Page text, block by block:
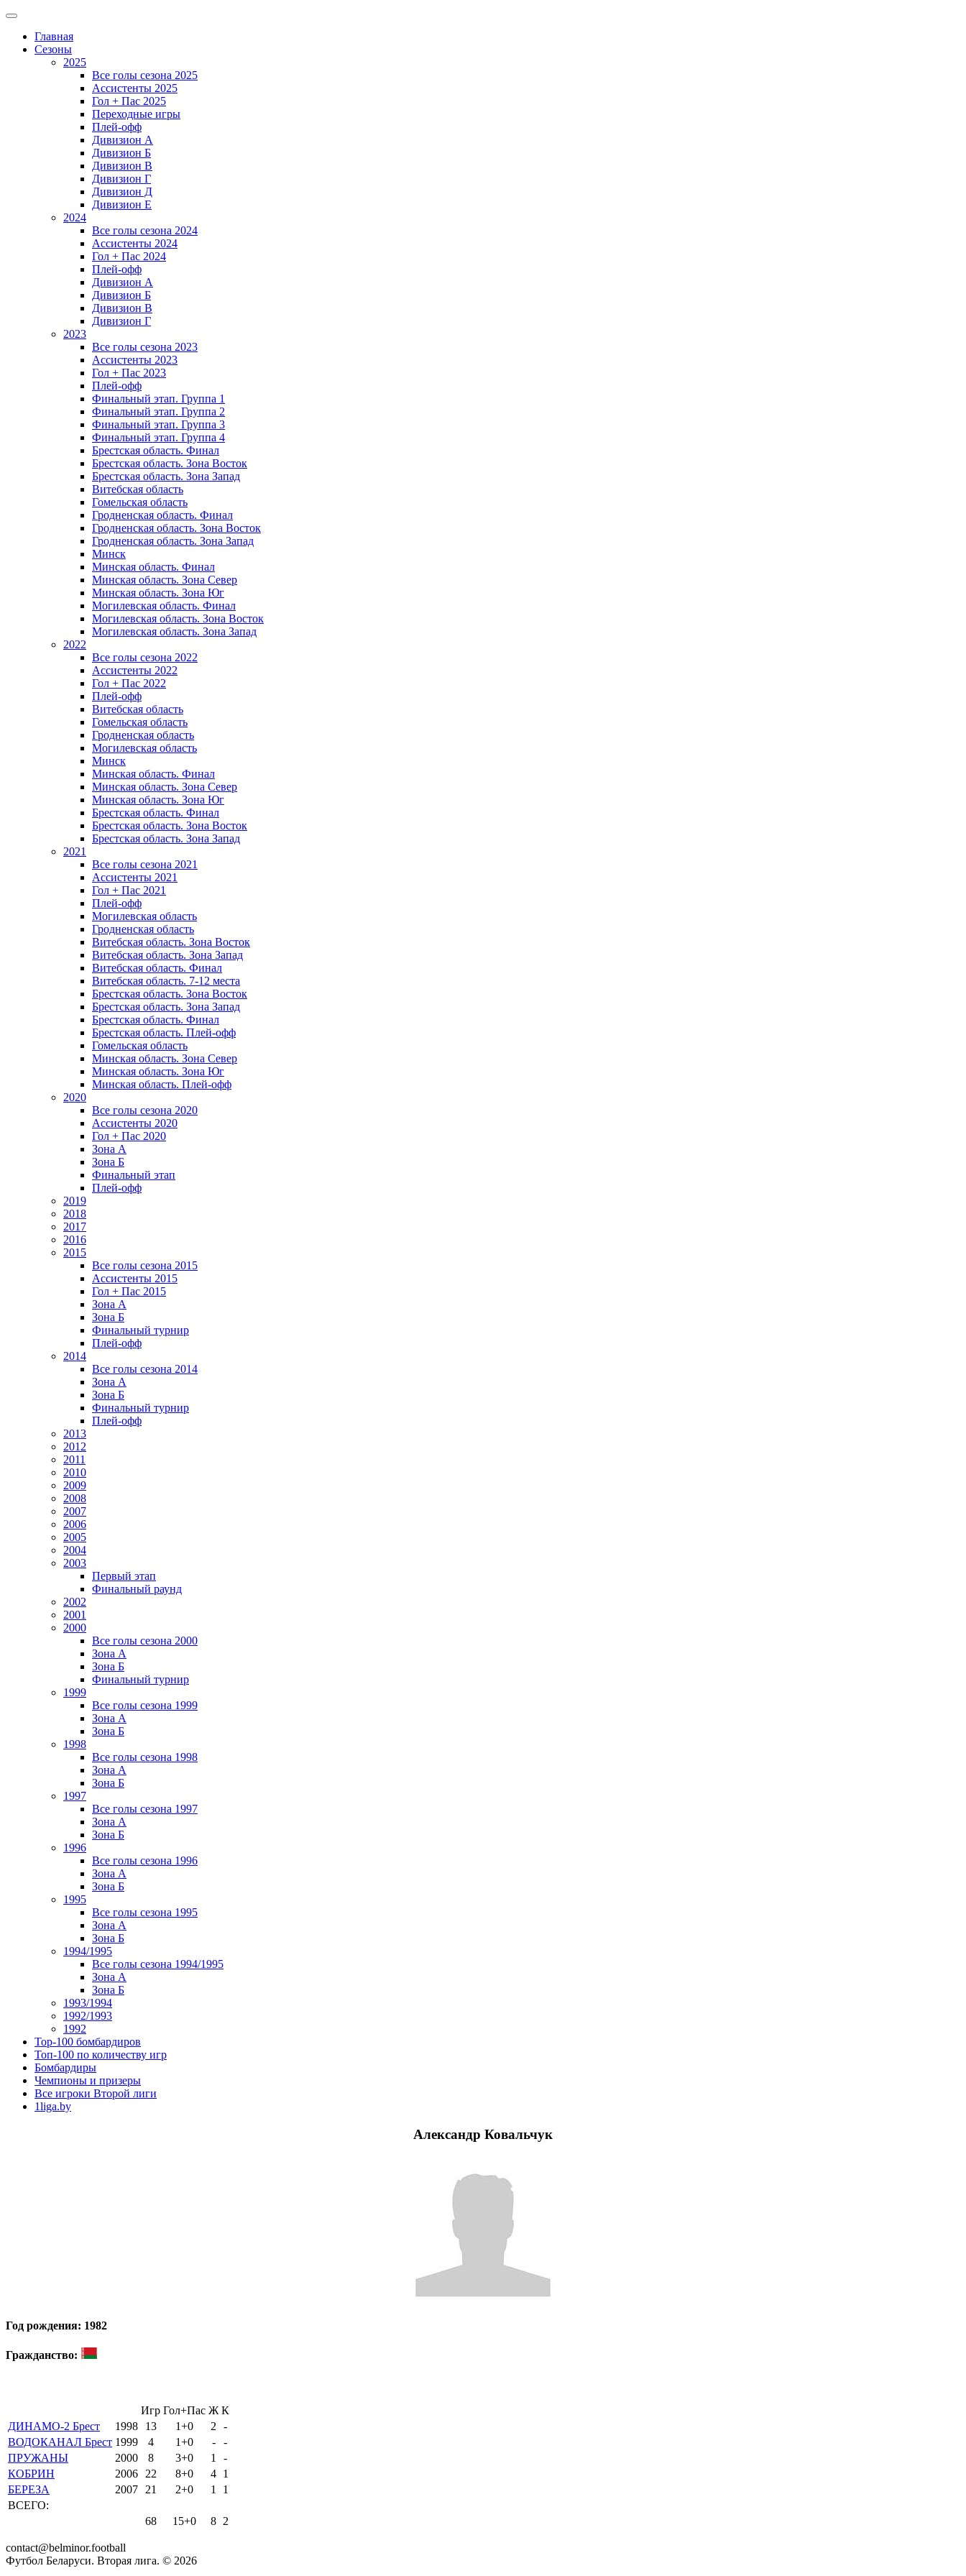
Главная
Сезоны
2025
Все голы сезона 2025
Ассистенты 2025
Гол + Пас 2025
Переходные игры
Плей-офф
Дивизион A
Дивизион Б
Дивизион В
Дивизион Г
Дивизион Д
Дивизион Е
2024
Все голы сезона 2024
Ассистенты 2024
Гол + Пас 2024
Плей-офф
Дивизион A
Дивизион Б
Дивизион В
Дивизион Г
2023
Все голы сезона 2023
Ассистенты 2023
Гол + Пас 2023
Плей-офф
Финальный этап. Группа 1
Финальный этап. Группа 2
Финальный этап. Группа 3
Финальный этап. Группа 4
Брестская область. Финал
Брестская область. Зона Восток
Брестская область. Зона Запад
Витебская область
Гомельская область
Гродненская область. Финал
Гродненская область. Зона Восток
Гродненская область. Зона Запад
Минск
Минская область. Финал
Минская область. Зона Север
Минская область. Зона Юг
Могилевская область. Финал
Могилевская область. Зона Восток
Могилевская область. Зона Запад
2022
Все голы сезона 2022
Ассистенты 2022
Гол + Пас 2022
Плей-офф
Витебская область
Гомельская область
Гродненская область
Могилевская область
Минск
Mинская область. Финал
Минская область. Зона Север
Минская область. Зона Юг
Брестская область. Финал
Брестская область. Зона Восток
Брестская область. Зона Запад
2021
Все голы сезона 2021
Ассистенты 2021
Гол + Пас 2021
Плей-офф
Могилевская область
Гродненская область
Витебская область. Зона Восток
Витебская область. Зона Запад
Витебская область. Финал
Витебская область. 7-12 места
Брестская область. Зона Восток
Брестская область. Зона Запад
Брестская область. Финал
Брестская область. Плей-офф
Гомельская область
Минская область. Зона Север
Минская область. Зона Юг
Минская область. Плей-офф
2020
Все голы сезона 2020
Ассистенты 2020
Гол + Пас 2020
Зона А
Зона Б
Финальный этап
Плей-офф
2019
2018
2017
2016
2015
Все голы сезона 2015
Ассистенты 2015
Гол + Пас 2015
Зона А
Зона Б
Финальный турнир
Плей-офф
2014
Все голы сезона 2014
Зона А
Зона Б
Финальный турнир
Плей-офф
2013
2012
2011
2010
2009
2008
2007
2006
2005
2004
2003
Первый этап
Финальный раунд
2002
2001
2000
Все голы сезона 2000
Зона А
Зона Б
Финальный турнир
1999
Все голы сезона 1999
Зона А
Зона Б
1998
Все голы сезона 1998
Зона А
Зона Б
1997
Все голы сезона 1997
Зона А
Зона Б
1996
Все голы сезона 1996
Зона А
Зона Б
1995
Все голы сезона 1995
Зона А
Зона Б
1994/1995
Все голы сезона 1994/1995
Зона А
Зона Б
1993/1994
1992/1993
1992
Top-100 бомбардиров
Топ-100 по количеству игр
Бомбардиры
Чемпионы и призеры
Все игроки Второй лиги
1liga.by
Александр Ковальчук
Год рождения: 1982
Гражданство:
Игр Гол+Пас Ж К
ДИНАМО-2 Брест
1998 13 1+0 2
-
ВОДОКАНАЛ Брест 1999 4 1+0 -
-
ПРУЖАНЫ
2000 8 3+0 1
-
КОБРИН
2006 22 8+0 4 1
БЕРЕЗА
2007 21 2+0 1
1
ВСЕГО:
68
15+0 8 2
contact@belminor.football
Футбол Беларуси. Вторая лига. © 2026